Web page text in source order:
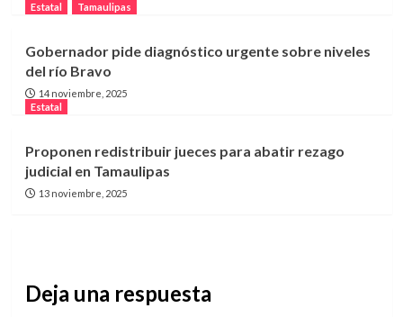
Estatal
Tamaulipas
Gobernador pide diagnóstico urgente sobre niveles
del río Bravo
14 noviembre, 2025
Estatal
Proponen redistribuir jueces para abatir rezago
judicial en Tamaulipas
13 noviembre, 2025
Deja una respuesta